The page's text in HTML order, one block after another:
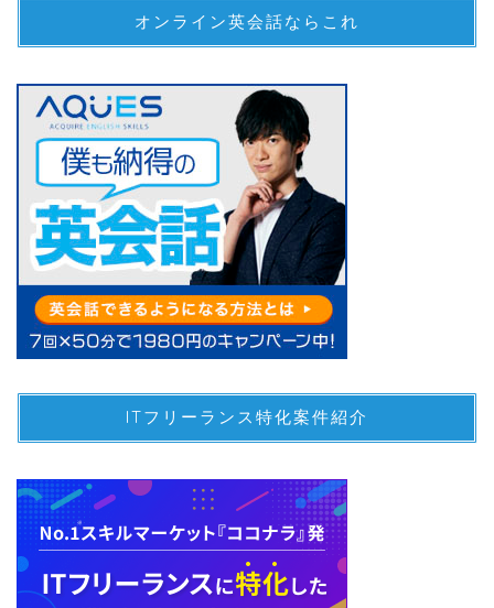
オンライン英会話ならこれ
ITフリーランス特化案件紹介